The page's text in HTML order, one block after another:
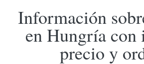
Información
en Hungría con
precio y